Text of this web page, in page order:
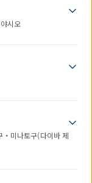
시오
미나토구(다이바 제